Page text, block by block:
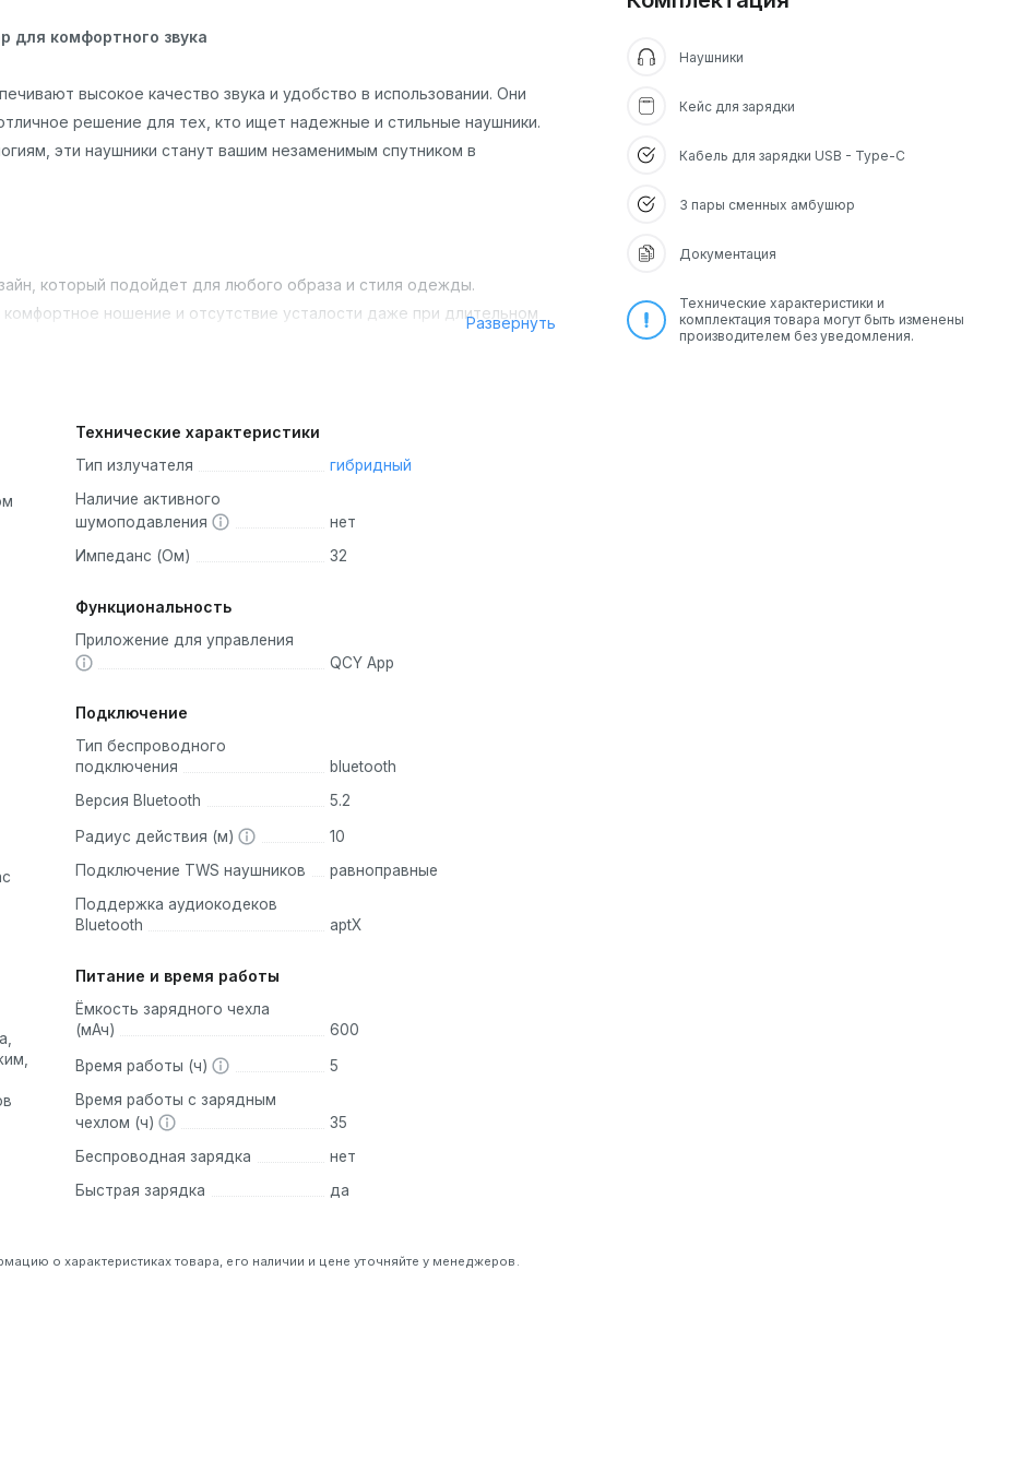
для комфортного звука
высокое качество звука и удобство в использовании. Они
решение для тех, кто ищет надежные и стильные наушники.
эти наушники станут вашим незаменимым спутником в
который подойдет для любого образа и стиля одежды.
ношение и отсутствие усталости даже при длительном
звук. Вы сможете наслаждаться любимой музыкой без
через Bluetooth. Они также обладают хорошей
Зарядный футляр позволяет дополнительно заряжать наушники.
Однако, если вам важен более стильный дизайн, то
AirPods, Samsung Galaxy Buds и JBL Free X.
качества звука, комфорта и стиля. Они подходят для
жизни.
Развернуть
Технические характеристики
Тип излучателя
гибридный
Наличие активного
шумоподавления
нет
Импеданс (Ом)
32
Функциональность
Приложение для управления
QCY App
Подключение
Тип беспроводного
подключения
bluetooth
Версия Bluetooth
5.2
Радиус действия (м)
10
Подключение TWS наушников
равноправные
Поддержка аудиокодеков
Bluetooth
aptX
Питание и время работы
Ёмкость зарядного чехла
(мАч)
600
Время работы (ч)
5
Время работы с зарядным
чехлом (ч)
35
Беспроводная зарядка
нет
Быстрая зарядка
да
о характеристиках товара, его наличии и цене уточняйте у менеджеров.
Наушники
Кейс для зарядки
Кабель для зарядки USB - Type-C
3 пары сменных амбушюр
Документация
Технические характеристики и
комплектация товара могут быть изменены
производителем без уведомления.